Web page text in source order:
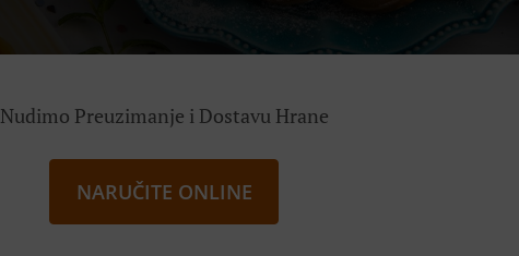
Nudimo Preuzimanje i Dostavu Hrane
NARUČITE ONLINE